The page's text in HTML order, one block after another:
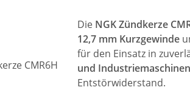
Die NGK Zündkerze
12,7 mm Kurzgewinde
für den Einsatz in
und Industriemaschinen
Entstörwiderstand.